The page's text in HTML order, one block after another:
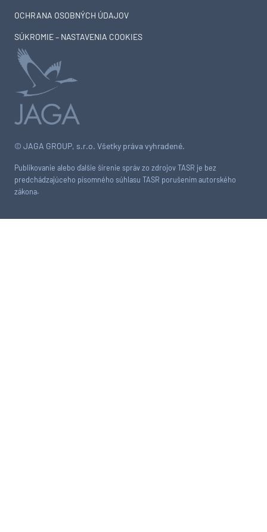
© JAGA GROUP, s.r.o. Všetky práva vyhradené.
Publikovanie alebo ďalšie šírenie správ zo zdrojov TASR je bez
predchádzajúceho písomného súhlasu TASR porušením autorského
zákona.
OCHRANA OSOBNÝCH ÚDAJOV
SÚKROMIE – NASTAVENIA COOKIES